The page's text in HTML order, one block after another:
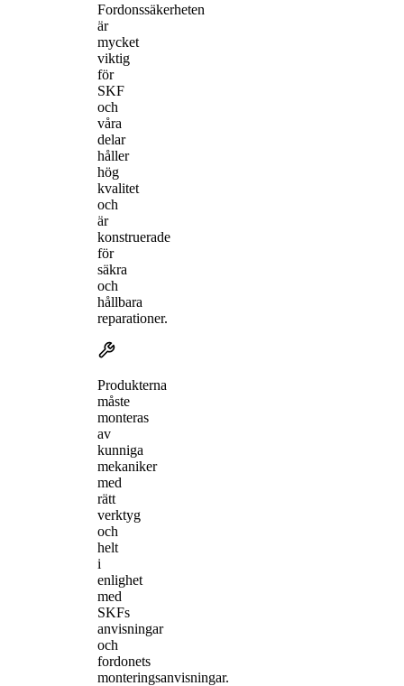
Fordonssäkerheten
är
mycket
viktig
för
SKF
och
våra
delar
håller
hög
kvalitet
och
är
konstruerade
för
säkra
och
hållbara
reparationer.
Produkterna
måste
monteras
av
kunniga
mekaniker
med
rätt
verktyg
och
helt
i
enlighet
med
SKFs
anvisningar
och
fordonets
monteringsanvisningar.